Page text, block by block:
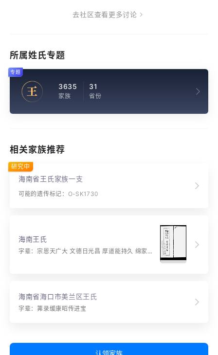
去社区查看更多讨论
所属姓氏专题
王 3635
家族
31
省份
专题
相关家族推荐
海南省王氏家族一支
可能的遗传标记：O-SK1730
研究中
海南王氏
字辈：宗恩天广大 文德日光昌 厚道能持久 绵家延世长
海南省海口市美兰区王氏
字辈：茀录缓康昭传进宝
认领家族